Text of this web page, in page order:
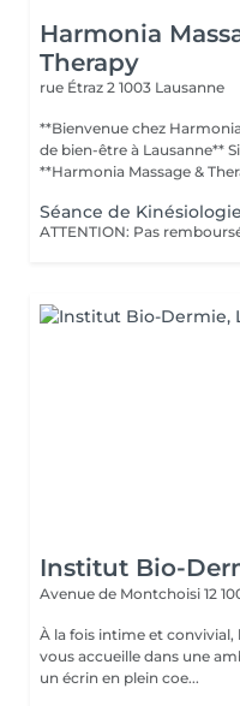
Harmonia
Therapy
rue Étraz 2 1003 Lausanne
**Bienvenue chez
de bien-être à Lausanne** Situé au cœur de Lausanne,
**Harmonia Massage &
Séance de Kinésiologie
Institut Bio-
Avenue de Montchoisi 12
À la fois intime et
vous accueille dans une
un écrin en plein coe...